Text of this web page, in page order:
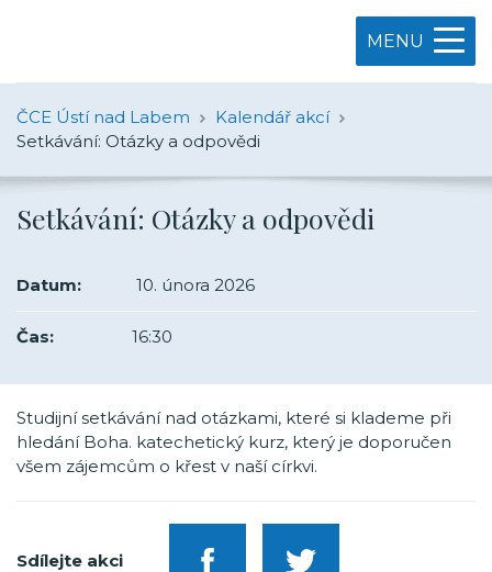
MENU
ČCE Ústí nad Labem
Kalendář akcí
Setkávání: Otázky a odpovědi
Setkávání: Otázky a odpovědi
Datum: 10. února 2026
Čas: 16:30
Studijní setkávání nad otázkami, které si klademe při
hledání Boha. katechetický kurz, který je doporučen
všem zájemcům o křest v naší církvi.
Sdílejte akci